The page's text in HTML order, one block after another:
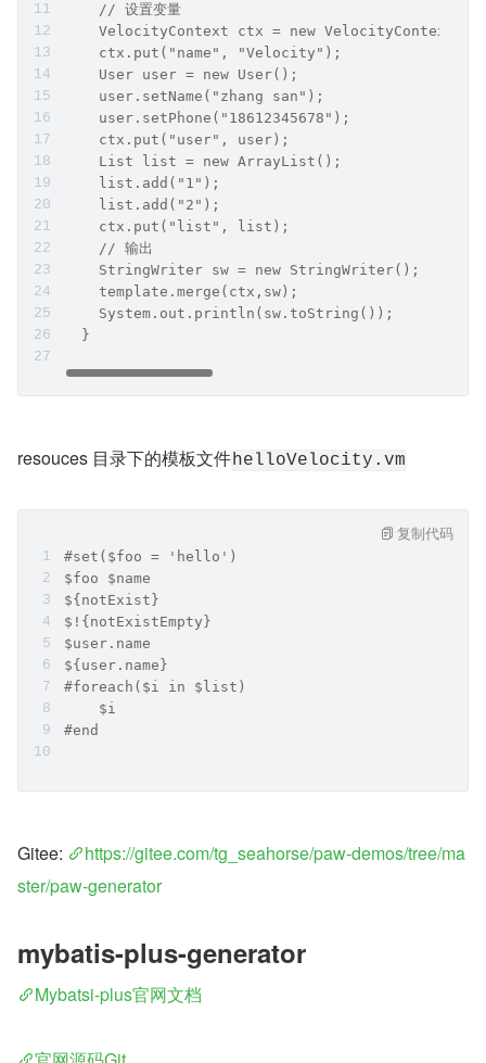
    // 设置变量
    VelocityContext ctx = new VelocityContext();
    ctx.put("name", "Velocity");
    User user = new User();
    user.setName("zhang san");
    user.setPhone("18612345678");
    ctx.put("user", user);
    List list = new ArrayList();
    list.add("1");
    list.add("2");
    ctx.put("list", list);
    // 输出
    StringWriter sw = new StringWriter();
    template.merge(ctx,sw);
    System.out.println(sw.toString());
  }
resouces 目录下的模板文件helloVelocity.vm
#set($foo = 'hello')
$foo $name
${notExist}
$!{notExistEmpty}
$user.name
${user.name}
#foreach($i in $list)
    $i
#end
复制代码
Gitee:
https://gitee.com/tg_seahorse/paw-demos/tree/ma
ster/paw-generator
mybatis-plus-generator
Mybatsi-plus官网文档